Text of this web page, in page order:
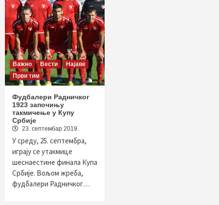
Важно Вести
Најаве
Први тим
Фудбалери Радничког
1923 започињу
такмичење у Купу
Србије
23. септембар 2019.
У среду, 25. септембра,
играју се утакмице
шеснаестине финала Купа
Србије. Вољом жреба,
фудбалери Радничког…